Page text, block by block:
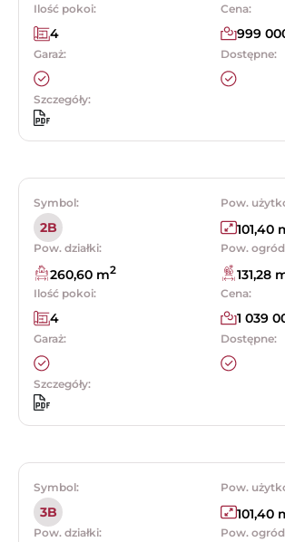
Ilość pokoi:
4
Cena:
999
Garaż: Dostępne:
Szczegóły:
Symbol:
2B
Pow.
101,40
Pow. działki:
260,60 m2
Pow.
131,28
Ilość pokoi:
4
Cena:
1 039
Garaż: Dostępne:
Szczegóły:
Symbol:
3B
Pow.
101,40
Pow. działki: Pow.